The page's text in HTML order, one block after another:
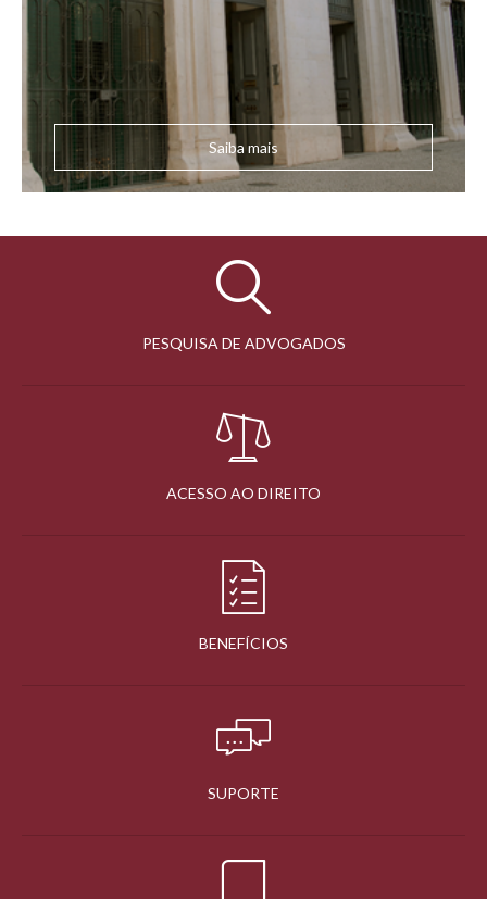
Saiba mais
PESQUISA DE ADVOGADOS
ACESSO AO DIREITO
BENEFÍCIOS
SUPORTE